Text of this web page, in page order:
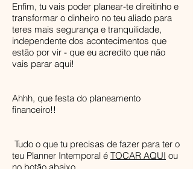
Enfim, tu vais poder planear-te direitinho e
transformar o dinheiro no teu aliado para
teres mais segurança e tranquilidade,
independente dos acontecimentos que
estão por vir - que eu acredito que não
vais parar aqui!
Ahhh, que festa do planeamento
financeiro!!
Tudo o que tu precisas de fazer para ter o
teu Planner Intemporal é TOCAR AQUI ou